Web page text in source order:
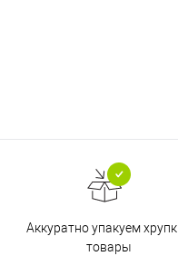
Аккуратно упакуем
товары